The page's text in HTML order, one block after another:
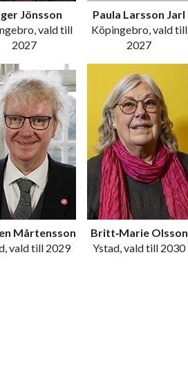
Jönsson
vald till
2027
Paula Larsson Jarl
Köpingebro, vald till
2027
Mårtensson
vald till 2029
Britt‑Marie Olsson
Ystad, vald till 2030